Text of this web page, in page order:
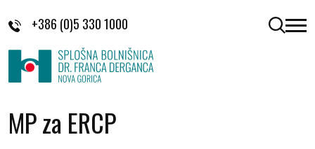
+386 (0)5 330 1000 odpri
MP za ERCP